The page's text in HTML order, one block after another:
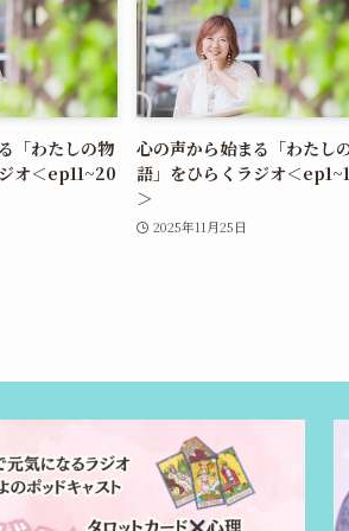
「わたしの物
オ＜ep11~20
心の声から始まる「わたし
語」をひらくラジオ＜
＞
2025年11月25日